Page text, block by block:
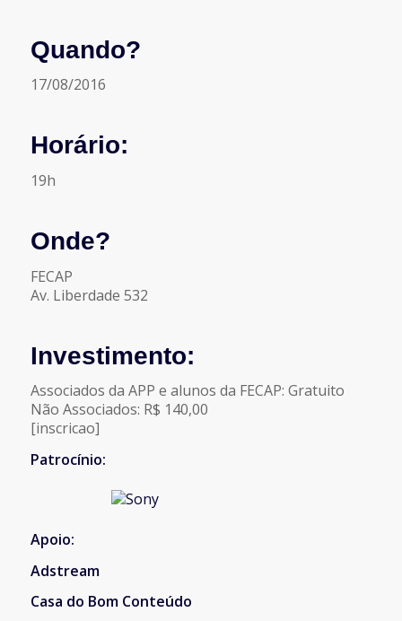
Quando?
17/08/2016
Horário:
19h
Onde?
FECAP
Av. Liberdade 532
Investimento:
Associados da APP e alunos da FECAP: Gratuito
Não Associados: R$ 140,00
[inscricao]
Patrocínio:
Apoio:
Adstream
Casa do Bom Conteúdo